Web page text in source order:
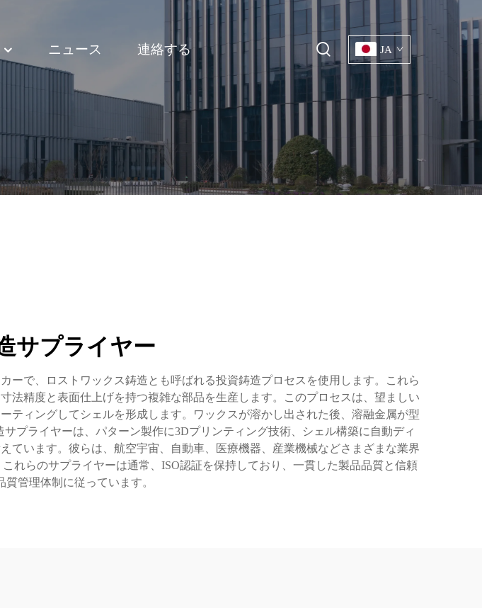
ニュース 連絡する JA
サプライヤー
で、ロストワックス鋳造とも呼ばれる投資鋳造プロセスを使用します。これら
精度と表面仕上げを持つ複雑な部品を生産します。このプロセスは、望ましい
ィングしてシェルを形成します。ワックスが溶かし出された後、溶融金属が型
プライヤーは、パターン製作に3Dプリンティング技術、シェル構築に自動ディ
ています。彼らは、航空宇宙、自動車、医療機器、産業機械などさまざまな業界
れらのサプライヤーは通常、ISO認証を保持しており、一貫した製品品質と信頼
管理体制に従っています。